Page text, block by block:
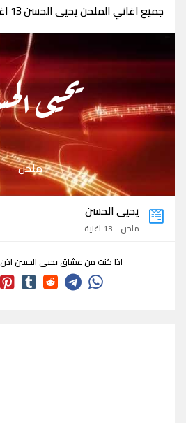
جميع اغاني الملحن يحيى الحسن 13 اغنية
يحيى
ملحن
يحيى الحسن
ملحن - 13 اغنية
اذا كنت من عشاق يحيى الحسن